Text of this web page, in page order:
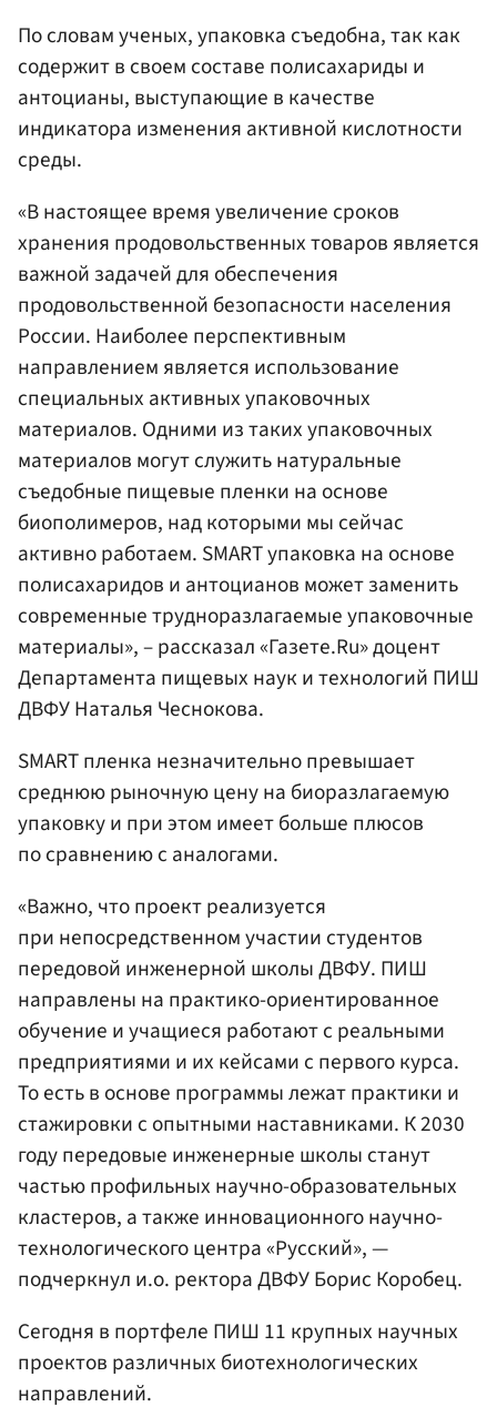
По словам ученых, упаковка съедобна, так как
содержит в своем составе полисахариды и
антоцианы, выступающие в качестве
индикатора изменения активной кислотности
среды.
«В настоящее время увеличение сроков
хранения продовольственных товаров является
важной задачей для обеспечения
продовольственной безопасности населения
России. Наиболее перспективным
направлением является использование
специальных активных упаковочных
материалов. Одними из таких упаковочных
материалов могут служить натуральные
съедобные пищевые пленки на основе
биополимеров, над которыми мы сейчас
активно работаем. SMART упаковка на основе
полисахаридов и антоцианов может заменить
современные трудноразлагаемые упаковочные
материалы», – рассказал «Газете.Ru» доцент
Департамента пищевых наук и технологий ПИШ
ДВФУ Наталья Чеснокова.
SMART пленка незначительно превышает
среднюю рыночную цену на биоразлагаемую
упаковку и при этом имеет больше плюсов
по сравнению с аналогами.
«Важно, что проект реализуется
при непосредственном участии студентов
передовой инженерной школы ДВФУ. ПИШ
направлены на практико-ориентированное
обучение и учащиеся работают с реальными
предприятиями и их кейсами с первого курса.
То есть в основе программы лежат практики и
стажировки с опытными наставниками. К 2030
году передовые инженерные школы станут
частью профильных научно-образовательных
кластеров, а также инновационного научно-
технологического центра «Русский», —
подчеркнул и.о. ректора ДВФУ Борис Коробец.
Сегодня в портфеле ПИШ 11 крупных научных
проектов различных биотехнологических
направлений.